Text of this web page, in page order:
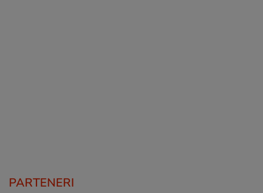
PARTENERI